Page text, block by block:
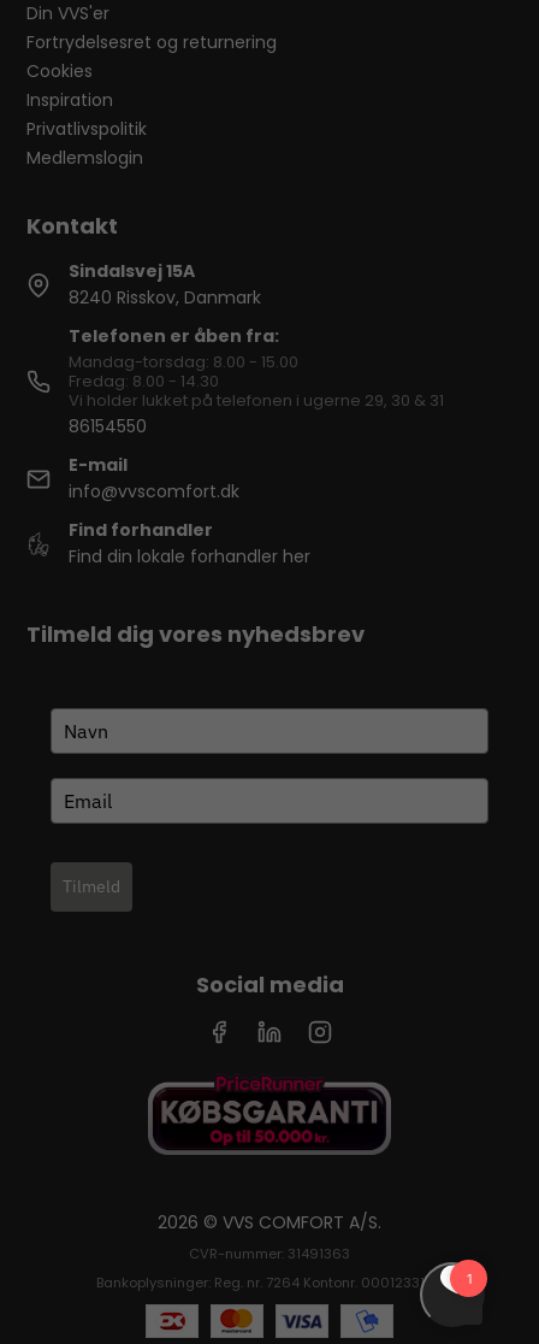
Din VVS'er
Fortrydelsesret og returnering
Cookies
Inspiration
Privatlivspolitik
Medlemslogin
Sindalsvej 15A
8240 Risskov, Danmark
Telefonen er åben fra:
Mandag-torsdag: 8.00 - 15.00
Fredag: 8.00 - 14.30
Vi holder lukket på telefonen i ugerne 29, 30 & 31
86154550
E-mail
info@vvscomfort.dk
Find forhandler
Find din lokale forhandler her
Tilmeld dig vores nyhedsbrev
Tilmeld
Social media
2026 © VVS COMFORT A/S.
CVR-nummer: 31491363
Bankoplysninger: Reg. nr. 7264 Kontonr. 0001233126